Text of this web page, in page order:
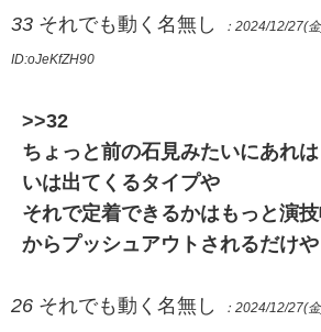
33 それでも動く名無し ：2024/12/27(
ID:oJeKfZH90
>>32
ちょっと前の石見みたいにあれ
いは出てくるタイプや
それで定着できるかはもっと演
からプッシュアウトされるだけや
26 それでも動く名無し ：2024/12/27(